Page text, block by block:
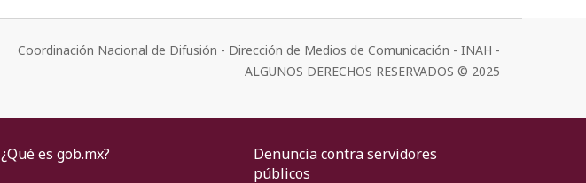
Coordinación Nacional de Difusión - Dirección de Medios de Comunicación - INAH -
ALGUNOS DERECHOS RESERVADOS © 2025
¿Qué es gob.mx?
Denuncia contra servidores
públicos